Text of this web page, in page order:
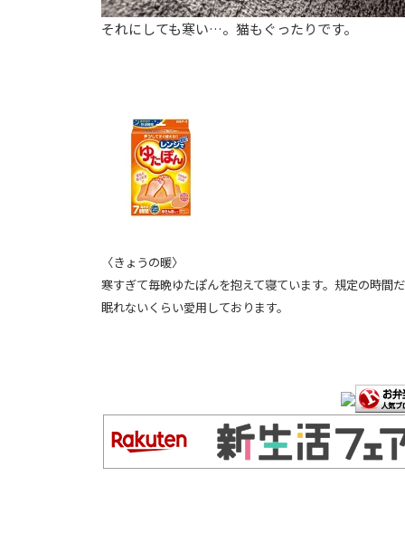
それにしても寒い…。猫もぐったりです。
〈きょうの暖〉
寒すぎて毎晩ゆたぽんを抱えて寝ています。規定の時間
眠れないくらい愛用しております。